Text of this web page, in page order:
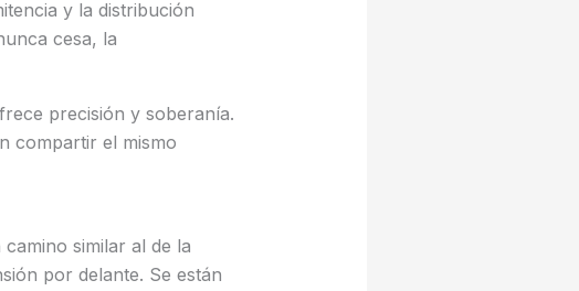
y la distribución
cesa, la
precisión y soberanía.
compartir el mismo
similar al de la
por delante. Se están